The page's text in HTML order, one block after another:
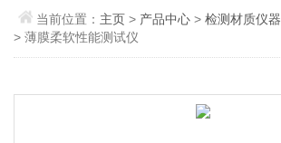
当前位置： 主页> 产品中心 >检测材质仪器
> 薄膜柔软性能测试仪